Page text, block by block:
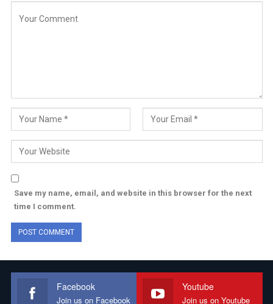
Save my name, email, and website in this browser for the next
time I comment.
Facebook
Join us on Facebook
Youtube
Join us on Youtube